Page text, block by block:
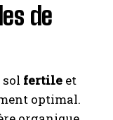
de
fertile et
optimal.